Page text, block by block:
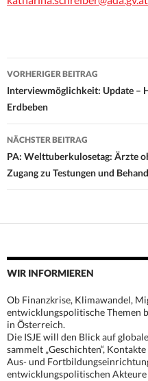
Beitrags-
Navigation
VORHERIGER BEITRAG
Interviewmöglichkeit: Update –
Erdbeben
NÄCHSTER BEITRAG
PA: Welttuberkulosetag: Ärzte
Zugang zu Testungen und
WIR INFORMIEREN
Ob Finanzkrise, Klimawandel,
entwicklungspolitische Themen
in Österreich.
Die ISJE will den Blick auf
sammelt „Geschichten“,
Aus- und
entwicklungspolitischen Akteure